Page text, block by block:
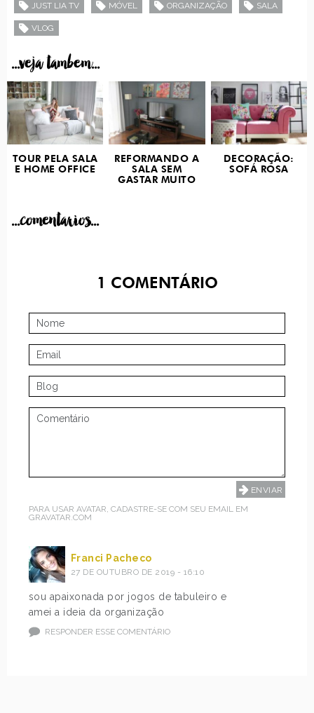
JUST LIA TV MÓVEL ORGANIZAÇÃO SALA
VLOG
...veja tambem...
TOUR PELA SALA
E HOME OFFICE
REFORMANDO A
SALA SEM
GASTAR MUITO
DECORAÇÃO:
SOFÁ ROSA
...comentarios...
1 COMENTÁRIO
PARA USAR AVATAR, CADASTRE-SE COM SEU EMAIL EM
GRAVATAR.COM
Franci Pacheco
27 DE OUTUBRO DE 2019 - 16:10
sou apaixonada por jogos de tabuleiro e
amei a ideia da organização
RESPONDER ESSE COMENTÁRIO